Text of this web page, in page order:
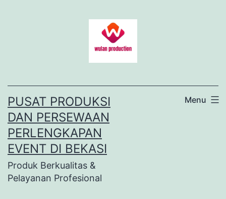
PUSAT PRODUKSI
DAN PERSEWAAN
PERLENGKAPAN
EVENT DI BEKASI
Produk Berkualitas &
Pelayanan Profesional
Menu